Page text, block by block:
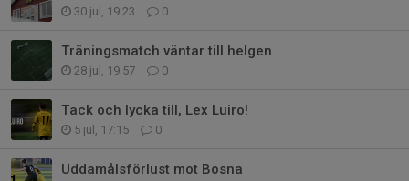
30 jul, 19:23 0
Träningsmatch väntar till helgen
28 jul, 19:57 0
Tack och lycka till, Lex Luiro!
5 jul, 17:15 0
Uddamålsförlust mot Bosna